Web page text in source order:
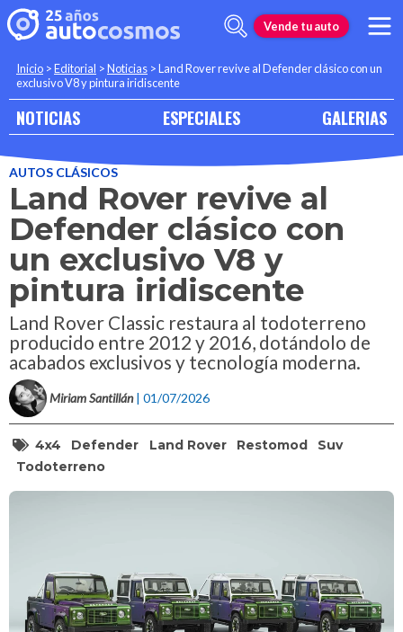
Vende tu auto
Inicio >Editorial >Noticias >Land Rover revive al Defender clásico con un
exclusivo V8 y pintura iridiscente
NOTICIAS ESPECIALES GALERIAS
AUTOS CLÁSICOS
Land Rover revive al
Defender clásico con
un exclusivo V8 y
pintura iridiscente
Land Rover Classic restaura al todoterreno
producido entre 2012 y 2016, dotándolo de
acabados exclusivos y tecnología moderna.
Miriam Santillán | 01/07/2026
4x4 Defender Land Rover Restomod
Suv
Todoterreno